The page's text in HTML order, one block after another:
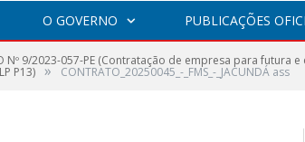
O GOVERNO PUBLICAÇÕES
Nº 9/2023-057-PE (Contratação de empresa para
P13) » CONTRATO_20250045_-_FMS_-_JACUNDÁ ass